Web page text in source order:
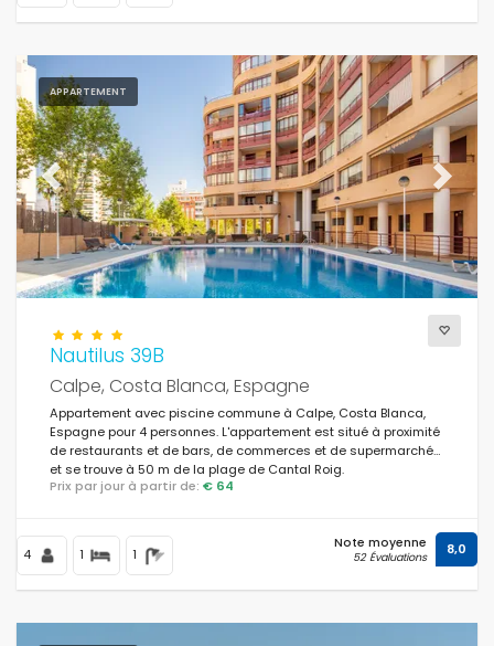
APPARTEMENT
Previous Next
Nautilus 39B
Calpe, Costa Blanca, Espagne
Appartement avec piscine commune à Calpe, Costa Blanca,
Espagne pour 4 personnes. L'appartement est situé à proximité
de restaurants et de bars, de commerces et de supermarchés,
et se trouve à 50 m de la plage de Cantal Roig.
Prix par jour à partir de: € 64
4 1 1
Note moyenne
52 Évaluations 8,0